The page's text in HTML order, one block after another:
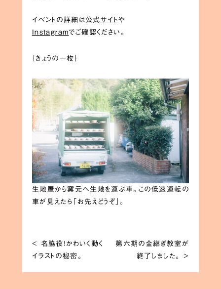
イベントの詳細は公式サイトや
Instagramでご確認ください。
｛きょうの一枚｝
生地屋から窯元へ生地を運ぶ車。この低速運転の
車が見えたら「お先えどうぞ」。
< 名脇役！かわいく動く
イラストの秘密。
第六期の金継ぎ教室が
終了しました。
>